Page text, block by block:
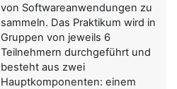
von Softwareanwendungen zu
sammeln. Das Praktikum wird in
Gruppen von jeweils 6
Teilnehmern durchgeführt und
besteht aus zwei
Hauptkomponenten: einem